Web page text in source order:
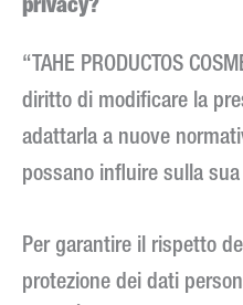
privacy?
“TAHE PRODUCTOS
diritto di modificare la
adattarla a nuove
possano influire sulla
Per garantire il rispetto
protezione dei dati